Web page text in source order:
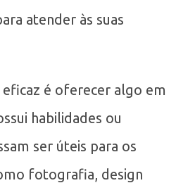
atender às suas
é oferecer algo em
habilidades ou
ser úteis para os
fotografia, design